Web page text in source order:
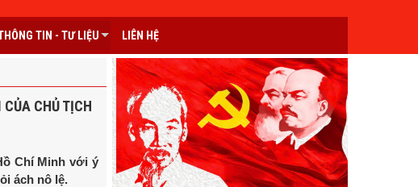
TIN - TƯ LIỆU LIÊN HỆ
CHỦ TỊCH
Chí Minh với ý
ách nô lệ.